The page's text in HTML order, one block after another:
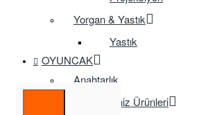
Yorgan & Yastık
Yastık
OYUNCAK
Anahtarlık
Çeşitli Deniz Ürünleri